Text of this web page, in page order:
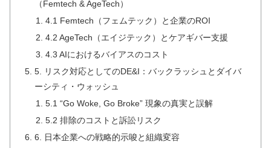
（Femtech & AgeTech）
4.1 Femtech（フェムテック）と企業のROI
4.2 AgeTech（エイジテック）とケアギバー支援
4.3 AIにおけるバイアスのコスト
5. リスク対応としてのDE&I：バックラッシュとダイバ
ーシティ・ウォッシュ
5.1 “Go Woke, Go Broke” 現象の真実と誤解
5.2 排除のコストと訴訟リスク
6. 日本企業への戦略的示唆と組織変容